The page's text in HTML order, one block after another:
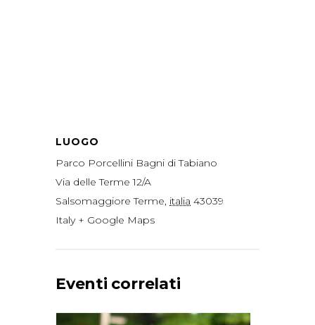
LUOGO
Parco Porcellini Bagni di Tabiano
Via delle Terme 12/A
Salsomaggiore Terme, italia 43039
Italy + Google Maps
Eventi correlati